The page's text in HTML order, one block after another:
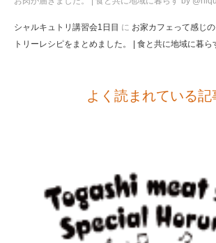
シャルキュトリ講習会1日目 に お家カフェって感じ
トリーレシピをまとめました。 | 食と共に地域に暮ら
よく読まれている記